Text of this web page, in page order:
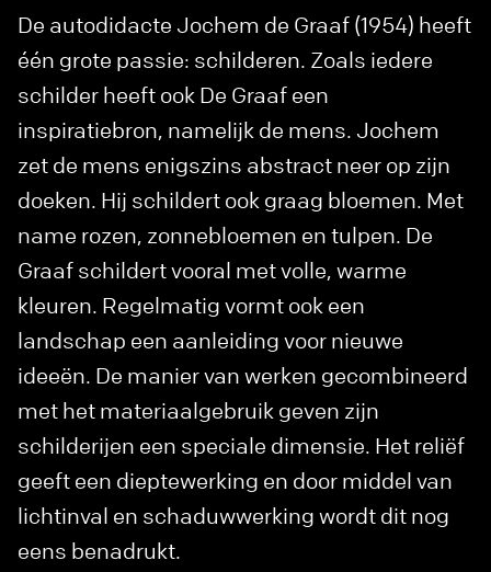
De autodidacte Jochem de Graaf (1954) heeft
één grote passie: schilderen. Zoals iedere
schilder heeft ook De Graaf een
inspiratiebron, namelijk de mens. Jochem
zet de mens enigszins abstract neer op zijn
doeken. Hij schildert ook graag bloemen. Met
name rozen, zonnebloemen en tulpen. De
Graaf schildert vooral met volle, warme
kleuren. Regelmatig vormt ook een
landschap een aanleiding voor nieuwe
ideeën. De manier van werken gecombineerd
met het materiaalgebruik geven zijn
schilderijen een speciale dimensie. Het reliëf
geeft een dieptewerking en door middel van
lichtinval en schaduwwerking wordt dit nog
eens benadrukt.